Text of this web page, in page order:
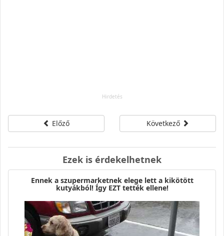
Előző Következő
Ezek is érdekelhetnek
Ennek a szupermarketnek elege lett a kikötött
kutyákból! Így EZT tették ellene!